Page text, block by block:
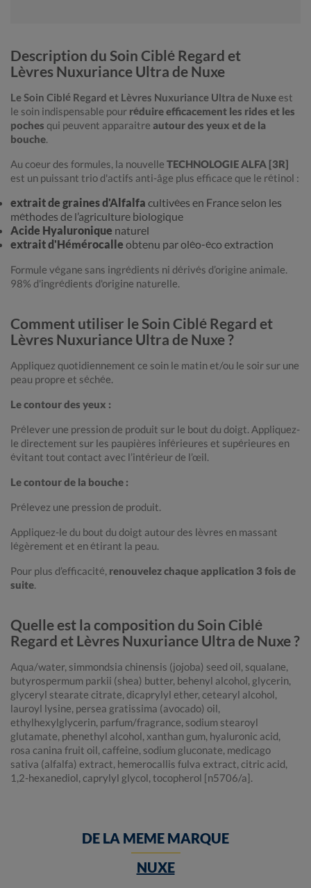
Description du Soin Ciblé Regard et
Lèvres Nuxuriance Ultra de Nuxe
Le Soin Ciblé Regard et Lèvres Nuxuriance Ultra de Nuxeest
le soin indispensable pour réduire efficacement les rides et les
poches qui peuvent apparaitre autour des yeux et de la
bouche.
Au coeur des formules, la nouvelle TECHNOLOGIE ALFA [3R]
est un puissant trio d'actifs anti-âge plus efficace que le rétinol :
extrait de graines d'Alfalfa cultivées en France selon les
méthodes de l’agriculture biologique
Acide Hyaluronique naturel
extrait d'Hémérocalle obtenu par oléo-éco extraction
Formule végane sans ingrédients ni dérivés d’origine animale.
98% d'ingrédients d'origine naturelle.
Comment utiliser le Soin Ciblé Regard et
Lèvres Nuxuriance Ultra de Nuxe ?
Appliquez quotidiennement ce soin le matin et/ou le soir sur une
peau propre et séchée.
Le contour des yeux :
Prélever une pression de produit sur le bout du doigt. Appliquez-
le directement sur les paupières inférieures et supérieures en
évitant tout contact avec l’intérieur de l’œil.
Le contour de la bouche :
Prélevez une pression de produit.
Appliquez-le du bout du doigt autour des lèvres en massant
légèrement et en étirant la peau.
Pour plus d’efficacité, renouvelez chaque application 3 fois de
suite.
Quelle est la composition du Soin Ciblé
Regard et Lèvres Nuxuriance Ultra de Nuxe ?
Aqua/water, simmondsia chinensis (jojoba) seed oil, squalane,
butyrospermum parkii (shea) butter, behenyl alcohol, glycerin,
glyceryl stearate citrate, dicaprylyl ether, cetearyl alcohol,
lauroyl lysine, persea gratissima (avocado) oil,
ethylhexylglycerin, parfum/fragrance, sodium stearoyl
glutamate, phenethyl alcohol, xanthan gum, hyaluronic acid,
rosa canina fruit oil, caffeine, sodium gluconate, medicago
sativa (alfalfa) extract, hemerocallis fulva extract, citric acid,
1,2-hexanediol, caprylyl glycol, tocopherol [n5706/a].
DE LA MEME MARQUE
NUXE